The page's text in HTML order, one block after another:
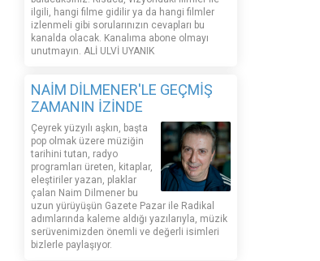
ilgili, hangi filme gidilir ya da hangi filmler
izlenmeli gibi sorularınızın cevapları bu
kanalda olacak. Kanalıma abone olmayı
unutmayın. ALİ ULVİ UYANIK
NAİM DİLMENER'LE GEÇMİŞ
ZAMANIN İZİNDE
Çeyrek yüzyılı aşkın, başta
pop olmak üzere müziğin
tarihini tutan, radyo
programları üreten, kitaplar,
eleştiriler yazan, plaklar
çalan Naim Dilmener bu
uzun yürüyüşün Gazete Pazar ile Radikal
adımlarında kaleme aldığı yazılarıyla, müzik
serüvenimizden önemli ve değerli isimleri
bizlerle paylaşıyor.